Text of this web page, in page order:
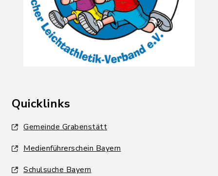
Quicklinks
Gemeinde Grabenstätt
Medienführerschein Bayern
Schulsuche Bayern